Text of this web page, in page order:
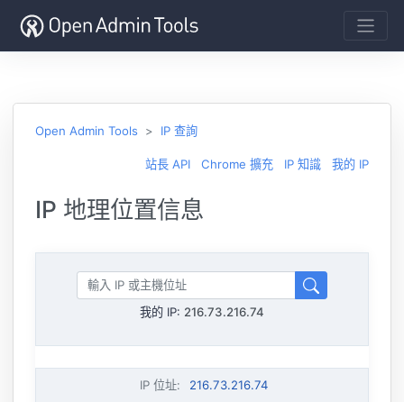
Open Admin Tools IP 查詢
站長 API Chrome 擴充 IP 知識 我的 IP
IP 地理位置信息
我的 IP: 216.73.216.74
IP 位址:
216.73.216.74